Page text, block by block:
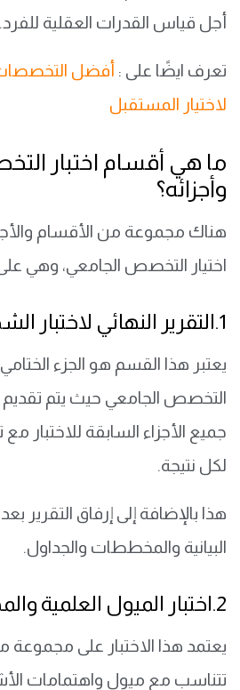
أجل قياس القدرات العقلية للفرد.
تعرف ايضًا على : أفضل
لاختيار المستقبل
ما هي أقسام اختبار
وأجزائه؟
هناك مجموعة من الأقسام
اختيار التخصص الجامعي، وهي على
1.التقرير النهائي لاختبار الشخصية
يعتبر هذا القسم هو الجزء الختامي
التخصص الجامعي حيث يتم
جميع الأجزاء السابقة للاختبار
لكل نتيجة.
هذا بالإضافة إلى إرفاق التقرير
البيانية والمخططات والجداول.
2.اختبار الميول العلمية والمهارات
يعتمد هذا الاختبار على مجموعة
تتناسب مع ميول واهتمامات